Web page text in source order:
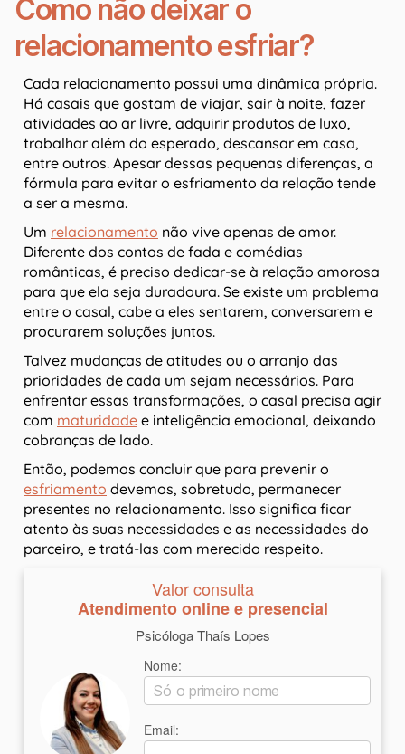
Como não deixar o
relacionamento esfriar?
Cada relacionamento possui uma dinâmica própria.
Há casais que gostam de viajar, sair à noite, fazer
atividades ao ar livre, adquirir produtos de luxo,
trabalhar além do esperado, descansar em casa,
entre outros. Apesar dessas pequenas diferenças, a
fórmula para evitar o esfriamento da relação tende
a ser a mesma.
Um relacionamento não vive apenas de amor.
Diferente dos contos de fada e comédias
românticas, é preciso dedicar-se à relação amorosa
para que ela seja duradoura. Se existe um problema
entre o casal, cabe a eles sentarem, conversarem e
procurarem soluções juntos.
Talvez mudanças de atitudes ou o arranjo das
prioridades de cada um sejam necessários. Para
enfrentar essas transformações, o casal precisa agir
com maturidade e inteligência emocional, deixando
cobranças de lado.
Então, podemos concluir que para prevenir o
esfriamento devemos, sobretudo, permanecer
presentes no relacionamento. Isso significa ficar
atento às suas necessidades e as necessidades do
parceiro, e tratá-las com merecido respeito.
Valor consulta
Atendimento online e presencial
Psicóloga Thaís Lopes
Nome:
Email: